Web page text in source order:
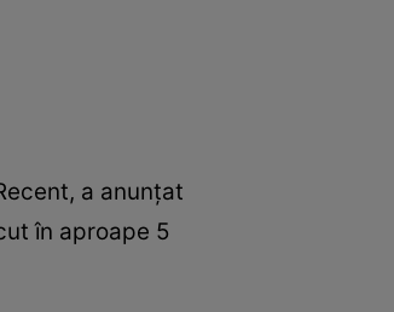
a anunțat
în aproape 5